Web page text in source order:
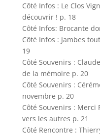
Côté Infos : Le Clos
découvrir ! p. 18
Côté Infos: Brocante
Côté Infos : Jambes
19
Côté Souvenirs :
de la mémoire p. 20
Côté Souvenirs :
novembre p. 20
Côté Souvenirs :
vers les autres p. 21
Côté Rencontre :